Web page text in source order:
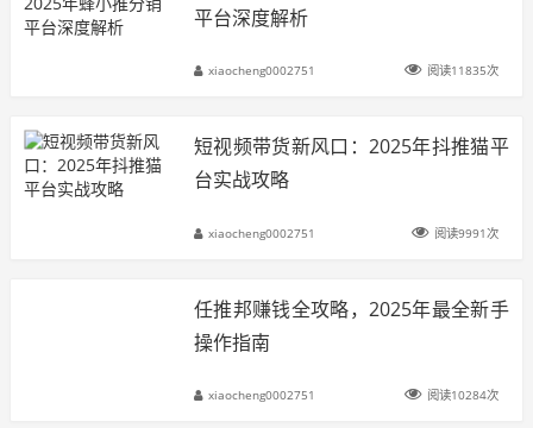
平台深度解析
xiaocheng0002751 阅读11835次
短视频带货新风口：2025年抖推猫平
台实战攻略
xiaocheng0002751 阅读9991次
任推邦赚钱全攻略，2025年最全新手
操作指南
xiaocheng0002751 阅读10284次